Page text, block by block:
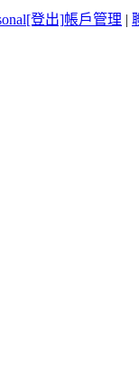
[登出]帳戶管理 |